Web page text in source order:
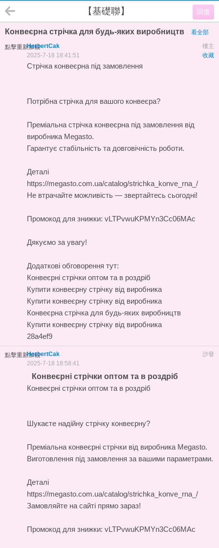
回復
【基礎聯】
Конвеєрна стрічка для будь-яких виробництв 看全部
點擊重新加載 樓主
HerbertCak
收藏
2025-7-18 18:41:51
Стрічка конвеєрна під замовлення
Потрібна стрічка для вашого конвеєра?
Преміальна стрічка конвеєрна під замовлення від
виробника Megasto.
Гарантує стабільність та довговічність роботи.
Деталі
https://megasto.com.ua/catalog/strichka_konve_rna_/
Не втрачайте можливість — звертайтесь сьогодні!
Промокод для знижки: vLTPvwuKPMYn3Cc06MAc
Дякуємо за увагу!
Додаткові обговорення тут:
Конвеєрні стрічки оптом та в роздріб
Купити конвеєрну стрічку від виробника
Купити конвеєрну стрічку від виробника
Конвеєрна стрічка для будь-яких виробництв
Купити конвеєрну стрічку від виробника
28a4ef9
點擊重新加載 沙發
HerbertCak
2025-7-18 18:58:41
Конвеєрні стрічки оптом та в роздріб
Конвеєрні стрічки оптом та в роздріб
Шукаєте надійну стрічку конвеєрну?
Преміальна конвеєрні стрічки від виробника Megasto.
Виготовлення під замовлення за вашими параметрами.
Деталі
https://megasto.com.ua/catalog/strichka_konve_rna_/
Замовляйте на сайті прямо зараз!
Промокод для знижки: vLTPvwuKPMYn3Cc06MAc